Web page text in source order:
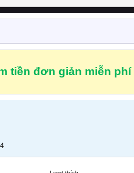
tiền đơn giản miễn phí